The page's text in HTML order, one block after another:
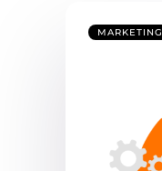
MARKETING